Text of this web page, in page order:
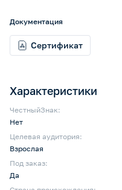
Характеристики
ЧестныйЗнак:
Нет
Целевая аудитория:
Взрослая
Под заказ:
Да
Документация
Сертификат